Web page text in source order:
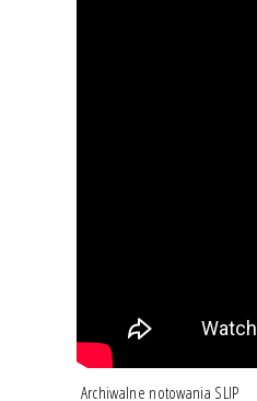
Archiwalne notowania SLIP